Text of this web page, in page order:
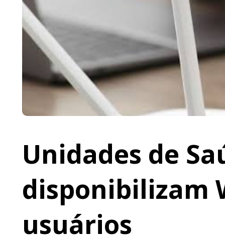
Unidades de
disponibilizam
usuários